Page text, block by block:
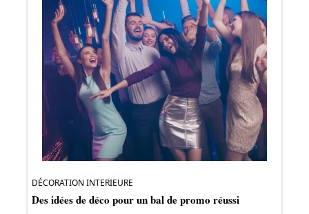
DÉCORATION INTERIEURE
Des idées de déco pour un bal de promo réussi